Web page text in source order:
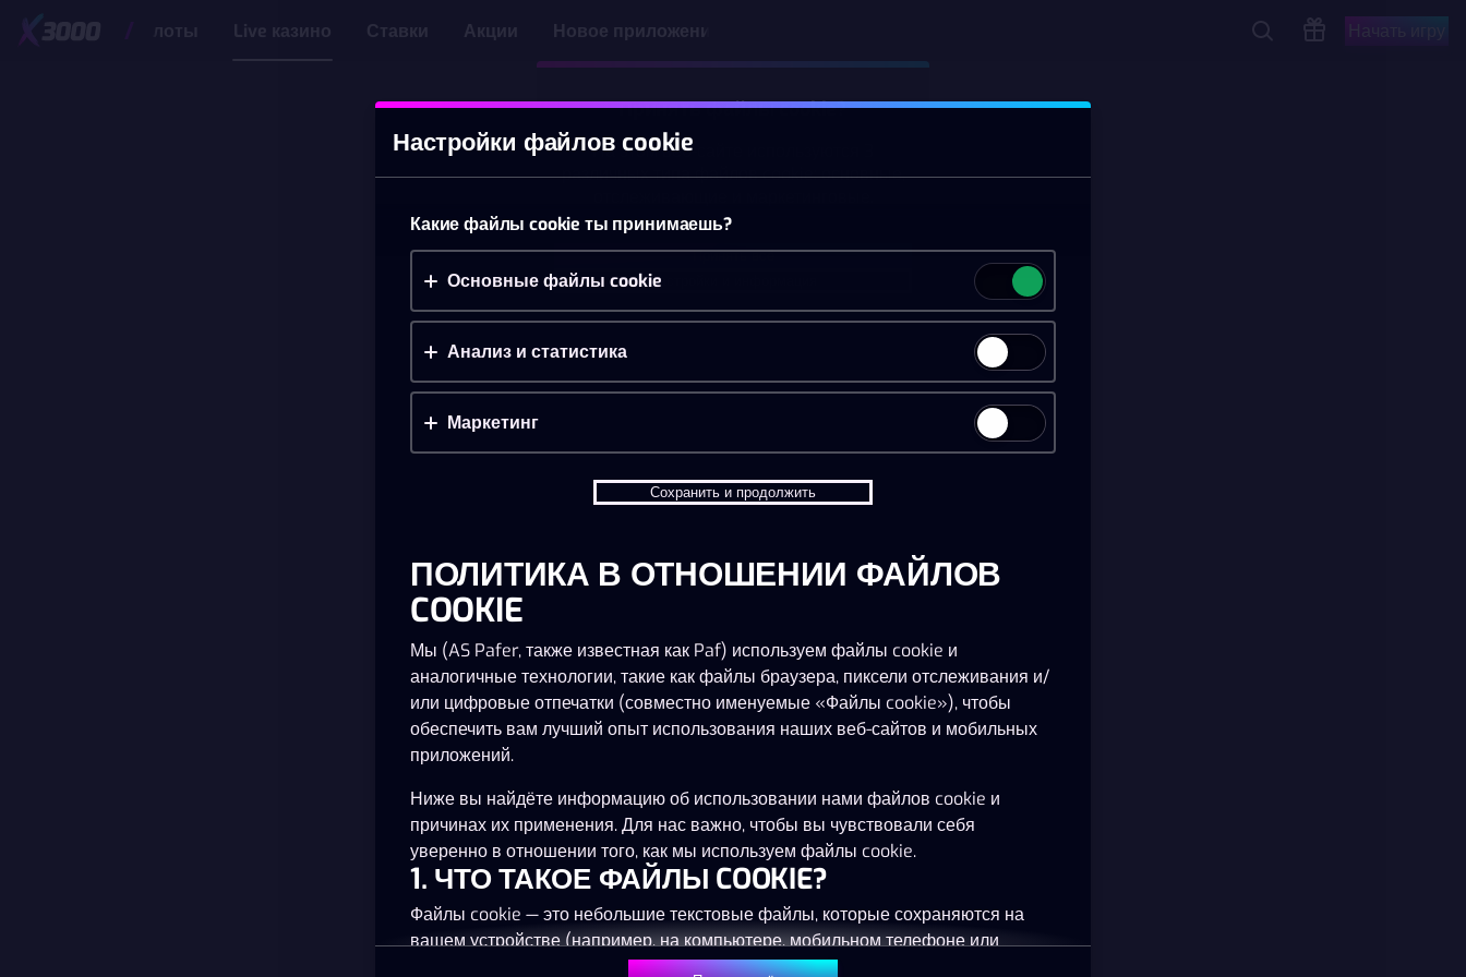
Слоты Live казино Ставки Акции Новое приложение Начать игру
Эта игра запускается как демо-версия.
Начать игру
Принять файлы cookie?
На этом веб-сайте используются 3
различных типа файлов cookie: основные,
Принять всё
Настройки и информация
Настройки файлов cookie
Какие файлы cookie ты принимаешь?
Основные файлы cookie
Анализ и статистика
Маркетинг
Сохранить и продолжить
ПОЛИТИКА В ОТНОШЕНИИ ФАЙЛОВ
COOKIE
Мы (AS Pafer, также известная как Paf) используем файлы cookie и
аналогичные технологии, такие как файлы браузера, пиксели отслеживания и/
или цифровые отпечатки (совместно именуемые «Файлы cookie»), чтобы
обеспечить вам лучший опыт использования наших веб-сайтов и мобильных
приложений.
Ниже вы найдёте информацию об использовании нами файлов cookie и
причинах их применения. Для нас важно, чтобы вы чувствовали себя
уверенно в отношении того, как мы используем файлы cookie.
1. ЧТО ТАКОЕ ФАЙЛЫ COOKIE?
Файлы cookie — это небольшие текстовые файлы, которые сохраняются на
вашем устройстве (например, на компьютере, мобильном телефоне или
планшете) при посещении наших веб-сайтов. Размещение файлов cookie